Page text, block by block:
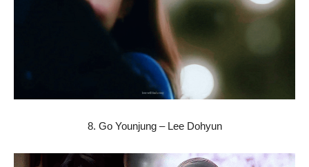
8. Go Younjung – Lee Dohyun